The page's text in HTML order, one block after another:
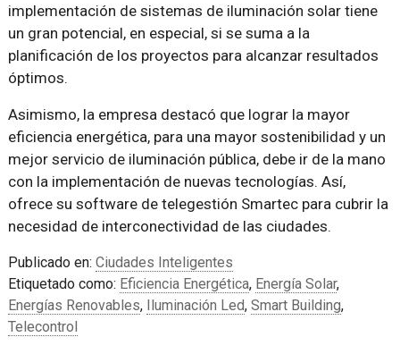
implementación de sistemas de iluminación solar tiene
un gran potencial, en especial, si se suma a la
planificación de los proyectos para alcanzar resultados
óptimos.
Asimismo, la empresa destacó que lograr la mayor
eficiencia energética, para una mayor sostenibilidad y un
mejor servicio de iluminación pública, debe ir de la mano
con la implementación de nuevas tecnologías. Así,
ofrece su software de telegestión Smartec para cubrir la
necesidad de interconectividad de las ciudades.
Publicado en: Ciudades Inteligentes
Etiquetado como: Eficiencia Energética, Energía Solar,
Energías Renovables, Iluminación Led, Smart Building,
Telecontrol